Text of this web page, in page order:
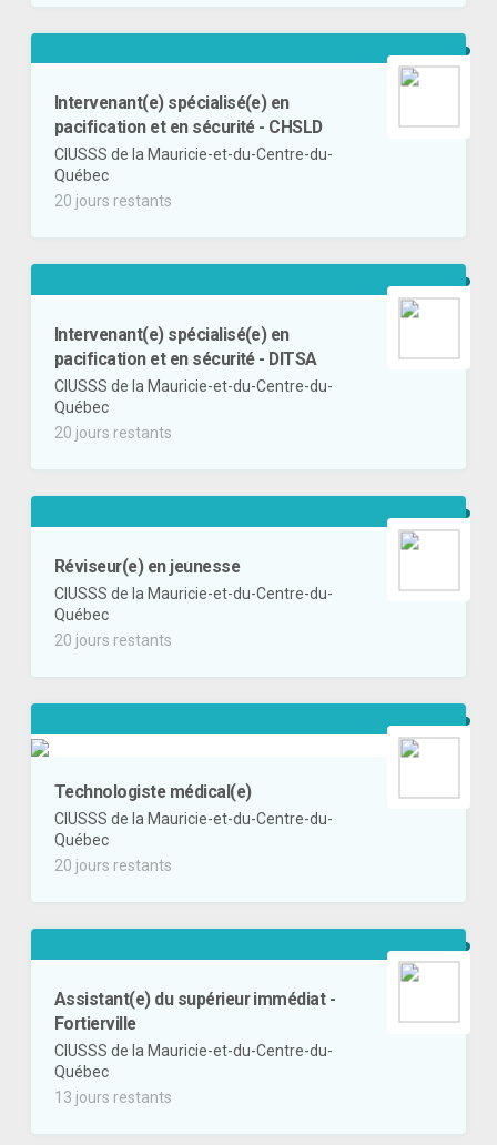
Intervenant(e) spécialisé(e) en
pacification et en sécurité - CHSLD
CIUSSS de la Mauricie-et-du-Centre-du-
Québec
20 jours restants
Intervenant(e) spécialisé(e) en
pacification et en sécurité - DITSA
CIUSSS de la Mauricie-et-du-Centre-du-
Québec
20 jours restants
Réviseur(e) en jeunesse
CIUSSS de la Mauricie-et-du-Centre-du-
Québec
20 jours restants
Technologiste médical(e)
CIUSSS de la Mauricie-et-du-Centre-du-
Québec
20 jours restants
Assistant(e) du supérieur immédiat -
Fortierville
CIUSSS de la Mauricie-et-du-Centre-du-
Québec
13 jours restants